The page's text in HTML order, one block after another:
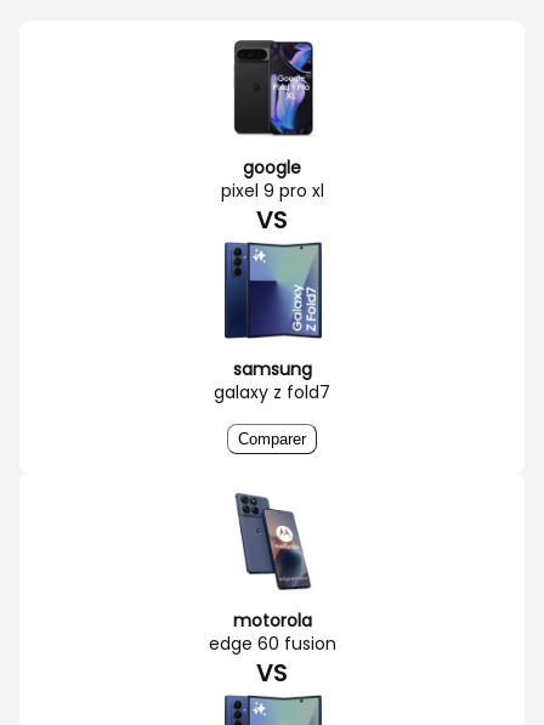
google
pixel 9 pro xl
VS
samsung
galaxy z fold7
Comparer
motorola
edge 60 fusion
VS